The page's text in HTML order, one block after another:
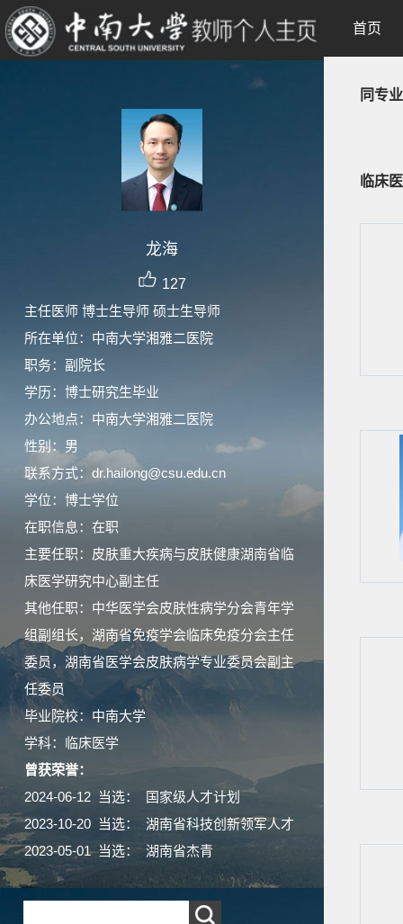
龙海
127
主任医师 博士生导师 硕士生导师
所在单位：中南大学湘雅二医院
职务：副院长
学历：博士研究生毕业
办公地点：中南大学湘雅二医院
性别：男
联系方式：dr.hailong@csu.edu.cn
学位：博士学位
在职信息：在职
主要任职：皮肤重大疾病与皮肤健康湖南省临
床医学研究中心副主任
其他任职：中华医学会皮肤性病学分会青年学
组副组长，湖南省免疫学会临床免疫分会主任
委员，湖南省医学会皮肤病学专业委员会副主
任委员
毕业院校：中南大学
学科：临床医学
曾获荣誉：
2024-06-12 当选： 国家级人才计划
2023-10-20 当选： 湖南省科技创新领军人才
2023-05-01 当选： 湖南省杰青
首页
同专
临床